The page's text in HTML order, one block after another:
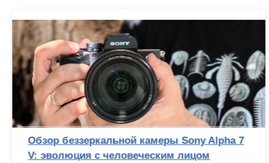
Обзор беззеркальной камеры Sony Alpha 7
V: эволюция с человеческим лицом